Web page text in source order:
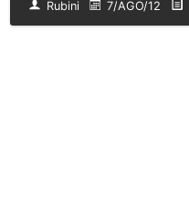
Rubini 7/AGO/12